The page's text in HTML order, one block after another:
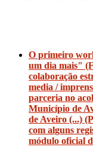
O primeiro
um dia mais"
colaboração
media /
parceria no
Município de
de Aveiro (...)
com alguns
módulo oficial